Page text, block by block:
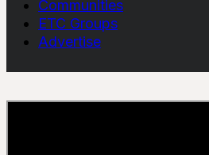
Communities
ETC Groups
Advertise